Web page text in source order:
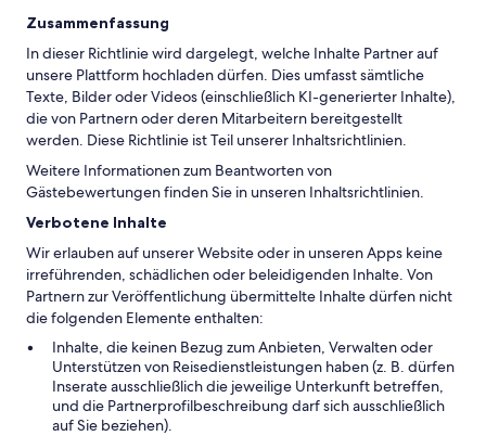
Zusammenfassung
In dieser Richtlinie wird dargelegt, welche Inhalte Partner auf
unsere Plattform hochladen dürfen. Dies umfasst sämtliche
Texte, Bilder oder Videos (einschließlich KI-generierter Inhalte),
die von Partnern oder deren Mitarbeitern bereitgestellt
werden. Diese Richtlinie ist Teil unserer Inhaltsrichtlinien.
Weitere Informationen zum Beantworten von
Gästebewertungen finden Sie in unseren Inhaltsrichtlinien.
Verbotene Inhalte
Wir erlauben auf unserer Website oder in unseren Apps keine
irreführenden, schädlichen oder beleidigenden Inhalte. Von
Partnern zur Veröffentlichung übermittelte Inhalte dürfen nicht
die folgenden Elemente enthalten:
Inhalte, die keinen Bezug zum Anbieten, Verwalten oder
Unterstützen von Reisedienstleistungen haben (z. B. dürfen
Inserate ausschließlich die jeweilige Unterkunft betreffen,
und die Partnerprofilbeschreibung darf sich ausschließlich
auf Sie beziehen).